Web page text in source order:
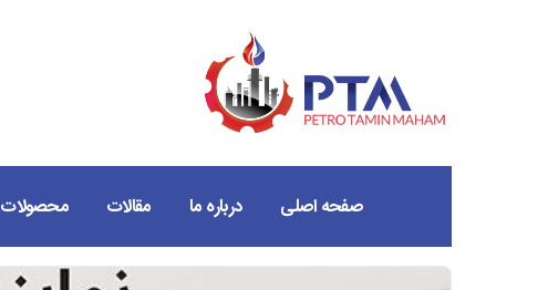
صفحه اصلی درباره ما مقالات محصولات